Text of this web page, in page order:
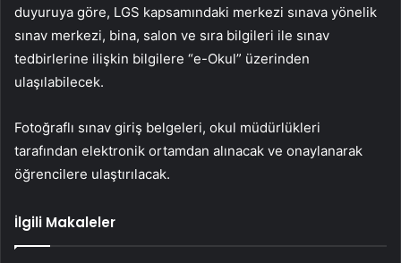
duyuruya göre, LGS kapsamındaki merkezi sınava yönelik
sınav merkezi, bina, salon ve sıra bilgileri ile sınav
tedbirlerine ilişkin bilgilere “e-Okul” üzerinden
ulaşılabilecek.
Fotoğraflı sınav giriş belgeleri, okul müdürlükleri
tarafından elektronik ortamdan alınacak ve onaylanarak
öğrencilere ulaştırılacak.
İlgili Makaleler